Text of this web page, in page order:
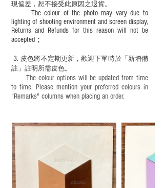
現偏差，恕不接受此原因之退貨。
The colour of the photo may vary due to
lighting of shooting environment and screen display,
Returns and Refunds for this reason will not be
accepted；
3. 皮色將不定期更新，歡迎下單時於「新增備
註」註明 所需皮色。
The colour options will be updated from time
to time. Please mention your preferred colours in
“Remarks" columns when placing an order.